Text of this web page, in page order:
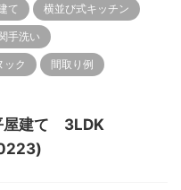
て 横並び式キッチン
手洗い
ック 間取り例
屋建て 3LDK